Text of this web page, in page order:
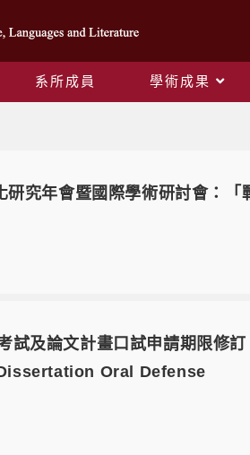
系所成員 學術成果
研究年會暨國際學術研討會：「
考試及論文計畫口試申請期限
Oral Defense